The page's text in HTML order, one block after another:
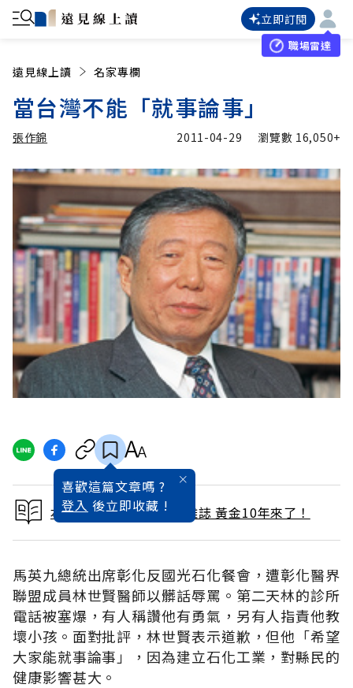
立即訂閱
職場雷達
遠見線上讀 名家專欄
當台灣不能「就事論事」
張作錦
張作錦 加入追蹤
2011-04-29 瀏覽數 16,050+
喜歡這篇文章嗎 ?
登入 後立即收藏 !
本文出自 2011 / 5月號雜誌 黃金10年來了！
馬英九總統出席彰化反國光石化餐會，遭彰化醫界
聯盟成員林世賢醫師以髒話辱罵。第二天林的診所
電話被塞爆，有人稱讚他有勇氣，另有人指責他教
壞小孩。面對批評，林世賢表示道歉，但他「希望
大家能就事論事」，因為建立石化工業，對縣民的
健康影響甚大。